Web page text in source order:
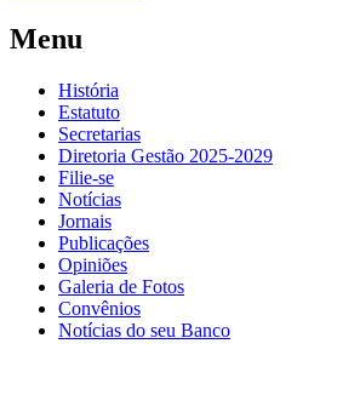
Menu
História
Estatuto
Secretarias
Diretoria Gestão 2025-2029
Filie-se
Notícias
Jornais
Publicações
Opiniões
Galeria de Fotos
Convênios
Notícias do seu Banco